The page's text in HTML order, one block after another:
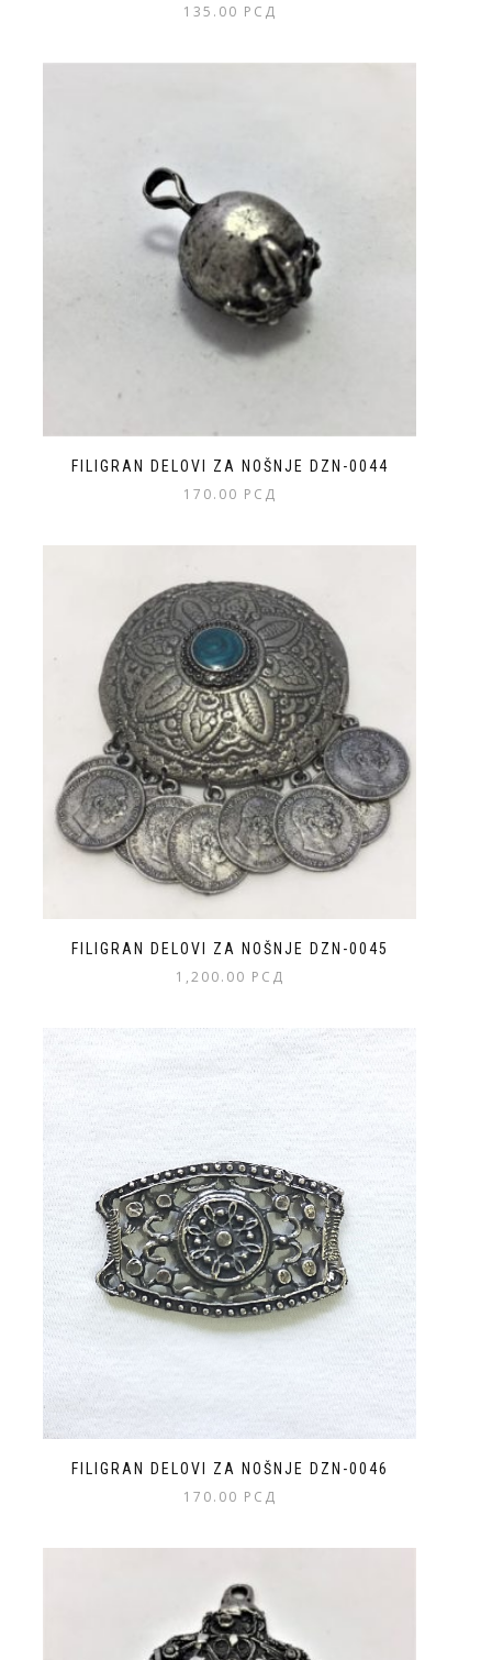
135.00 РСД
FILIGRAN DELOVI ZA NOŠNJE DZN-0044
170.00 РСД
FILIGRAN DELOVI ZA NOŠNJE DZN-0045
1,200.00 РСД
FILIGRAN DELOVI ZA NOŠNJE DZN-0046
170.00 РСД